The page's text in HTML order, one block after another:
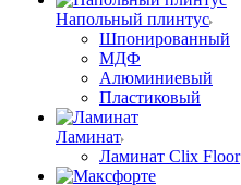
Напольный плинтус
Шпонированный
МДФ
Алюминиевый
Пластиковый
Ламинат
Ламинат Clix Floor